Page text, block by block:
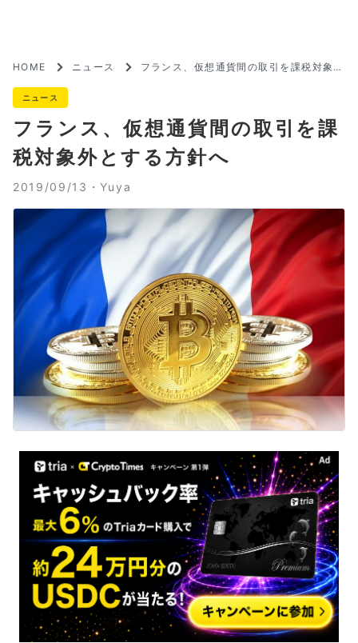
HOME ニュース
フランス、仮想通貨間の取引を課税対象外
ニュース
フランス、仮想通貨間の取引を課
税対象外とする方針へ
2019/09/13・Yuya